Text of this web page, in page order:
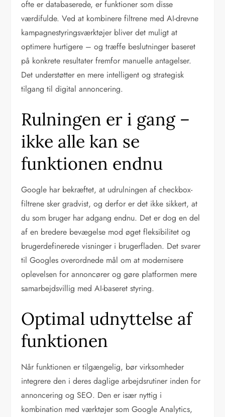
ofte er databaserede, er funktioner som disse
værdifulde. Ved at kombinere filtrene med AI-drevne
kampagnestyringsværktøjer bliver det muligt at
optimere hurtigere – og træffe beslutninger baseret
på konkrete resultater fremfor manuelle antagelser.
Det understøtter en mere intelligent og strategisk
tilgang til digital annoncering.
Rulningen er i gang –
ikke alle kan se
funktionen endnu
Google har bekræftet, at udrulningen af checkbox-
filtrene sker gradvist, og derfor er det ikke sikkert, at
du som bruger har adgang endnu. Det er dog en del
af en bredere bevægelse mod øget fleksibilitet og
brugerdefinerede visninger i brugerfladen. Det svarer
til Googles overordnede mål om at modernisere
oplevelsen for annoncører og gøre platformen mere
samarbejdsvillig med AI-baseret styring.
Optimal udnyttelse af
funktionen
Når funktionen er tilgængelig, bør virksomheder
integrere den i deres daglige arbejdsrutiner inden for
annoncering og SEO. Den er især nyttig i
kombination med værktøjer som Google Analytics,